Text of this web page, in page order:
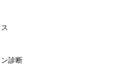
診断